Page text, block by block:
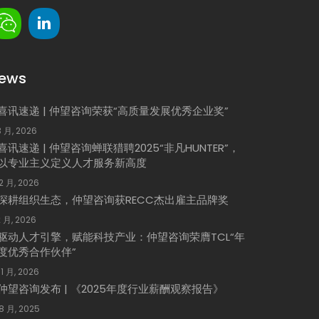
讯速递 | 仲望咨询荣获“高质量发展优秀企业奖”
月, 2026
讯速递 | 仲望咨询蝉联猎聘2025“非凡HUNTER”，
专业主义定义人才服务新高度
月, 2026
耕组织生态，仲望咨询获RECC杰出雇主品牌奖
月, 2026
动人才引擎，赋能科技产业：仲望咨询荣膺TCL“年
优秀合作伙伴”
月, 2026
望咨询发布 | 《2025年度行业薪酬观察报告》
月, 2025